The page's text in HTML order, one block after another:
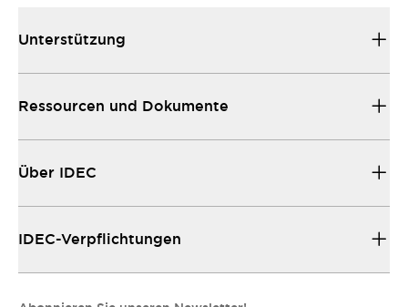
Unterstützung
Ressourcen und Dokumente
Über IDEC
IDEC-Verpflichtungen